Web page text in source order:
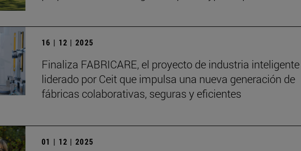
16 | 12 | 2025
Finaliza FABRICARE, el proyecto de industria inteligente
liderado por Ceit que impulsa una nueva generación de
fábricas colaborativas, seguras y eficientes
01 | 12 | 2025